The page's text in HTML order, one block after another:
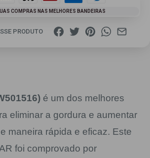
COMPRAS NAS MELHORES BANDEIRAS
PRODUTO
é um dos melhores
eliminar a gordura e aumentar
maneira rápida e eficaz. Este
foi comprovado por